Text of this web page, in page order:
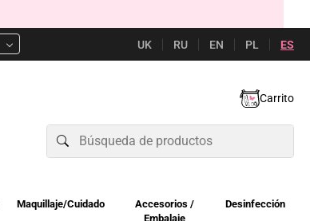
UK RU EN PL ES
Carrito
Maquillaje/Cuidado
Accesorios /
Embalaje
Desinfección